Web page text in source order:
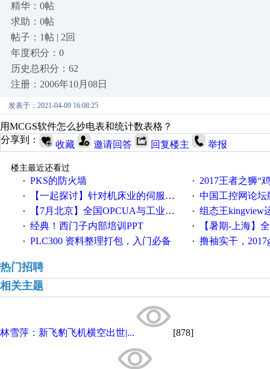
精华：0帖
求助：0帖
帖子：1帖 | 2回
年度积分：0
历史总积分：62
注册：2006年10月08日
发表于：2021-04-09 16:08:25
用MCGS软件怎么抄电表和统计数表格？
分享到：
收藏 邀请回答 回复楼主 举报
楼主最近还看过
· PKS的防火墙 · 2017王者之狮“鸡”情签到
· 【一起探讨】针对机床业的伺服系统发展，您的期望是什么？ · 中国工控网论坛版
· 【7月北京】全国OPCUA与工业互联技术培训班通知！ · 组态王kingview
· 经典！西门子内部培训PPT · 【暑期-上海】全国工业
· PLC300 资料整理打包，入门必备 · 撸袖实干，2017gongkong®第
热门招聘
相关主题
林雪萍：新飞豹飞机横空出世|... [878]